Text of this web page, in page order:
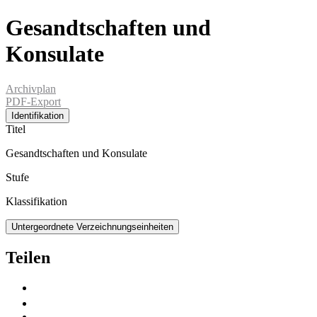
Gesandtschaften und
Konsulate
Archivplan
PDF-Export
Identifikation
Titel
Gesandtschaften und Konsulate
Stufe
Klassifikation
Untergeordnete Verzeichnungseinheiten
Teilen